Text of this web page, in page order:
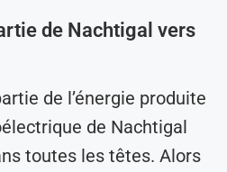
de Nachtigal vers
de l’énergie produite
de Nachtigal
toutes les têtes. Alors